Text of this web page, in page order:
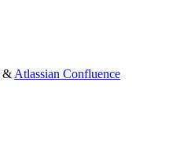
& Atlassian Confluence